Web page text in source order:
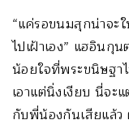
“แค่รอขนมสุกน่าจะ
ไปเฝ้าเอง” แฮอินกุ
น้อยใจที่พระขนิษฐา
เอาแต่นิ่งเงียบ นี่จะ
กับพี่น้องกันเสียแล้ว